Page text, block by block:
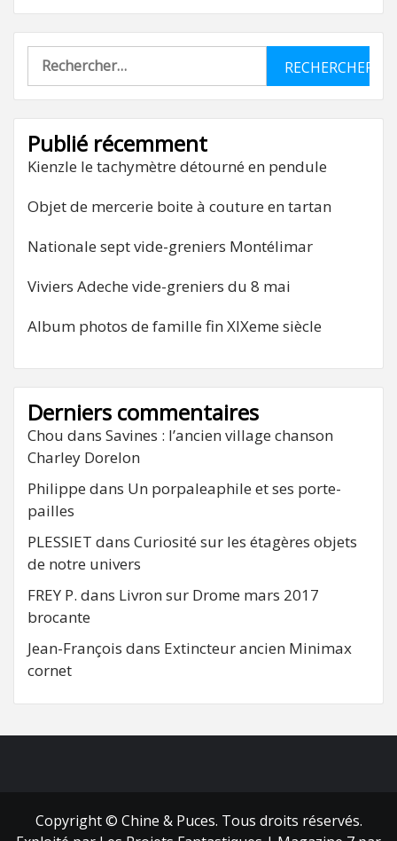
Rechercher :
Publié récemment
Kienzle le tachymètre détourné en pendule
Objet de mercerie boite à couture en tartan
Nationale sept vide-greniers Montélimar
Viviers Adeche vide-greniers du 8 mai
Album photos de famille fin XIXeme siècle
Derniers commentaires
Chou dans Savines : l’ancien village chanson
Charley Dorelon
Philippe dans Un porpaleaphile et ses porte-
pailles
PLESSIET dans Curiosité sur les étagères objets
de notre univers
FREY P. dans Livron sur Drome mars 2017
brocante
Jean-François dans Extincteur ancien Minimax
cornet
Copyright © Chine & Puces. Tous droits réservés.